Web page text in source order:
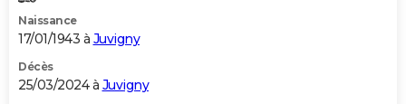
Naissance
17/01/1943 à Juvigny
Décès
25/03/2024 à Juvigny